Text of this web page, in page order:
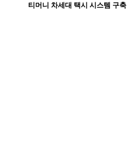
티머니 차세대 택시 시스템 구축